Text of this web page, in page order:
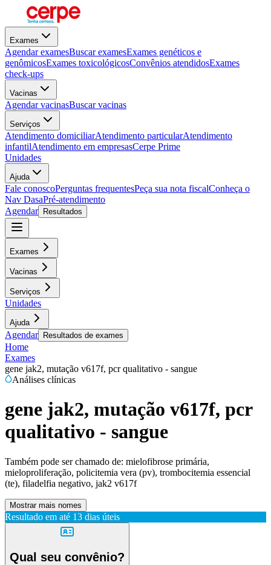
Exames
Agendar examesBuscar examesExames genéticos e
genômicosExames toxicológicosConvênios atendidosExames
check-ups
Vacinas
Agendar vacinasBuscar vacinas
Serviços
Atendimento domiciliarAtendimento particularAtendimento
infantilAtendimento em empresasCerpe Prime
Unidades
Ajuda
Fale conoscoPerguntas frequentesPeça sua nota fiscalConheça o
Nav DasaPré-atendimento
Agendar
Resultados
Exames
Vacinas
Serviços
Unidades
Ajuda
Agendar Resultados de exames
Home
Exames
gene jak2, mutação v617f, pcr qualitativo - sangue
Análises clínicas
gene jak2, mutação v617f, pcr
qualitativo - sangue
Também pode ser chamado de: mielofibrose primária,
mieloproliferação, policitemia vera (pv), trombocitemia essencial
(te), filadelfia negativo, jak2 v617f
Mostrar mais nomes
Resultado em até 13 dias úteis
Qual seu convênio?